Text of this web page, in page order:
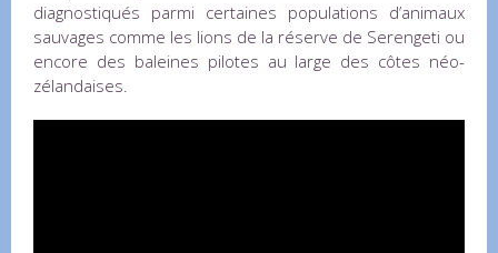
diagnostiqués parmi certaines populations d’animaux
sauvages comme les lions de la réserve de Serengeti ou
encore des baleines pilotes au large des côtes néo-
zélandaises.